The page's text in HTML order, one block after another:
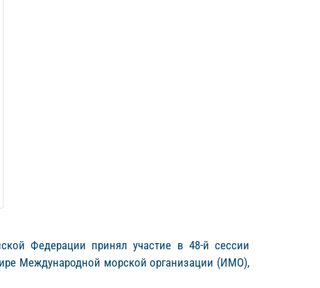
Федерации принял участие в 48-й сессии
Международной морской организации (ИМО),